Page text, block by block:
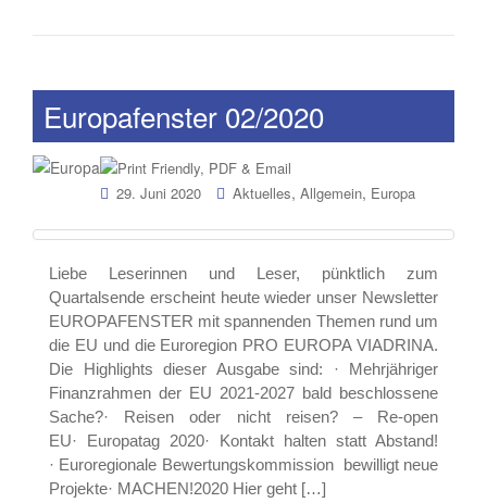
Europafenster 02/2020
29. Juni 2020 Aktuelles, Allgemein, Europa
Liebe Leserinnen und Leser, pünktlich zum
Quartalsende erscheint heute wieder unser Newsletter
EUROPAFENSTER mit spannenden Themen rund um
die EU und die Euroregion PRO EUROPA VIADRINA.
Die Highlights dieser Ausgabe sind: · Mehrjähriger
Finanzrahmen der EU 2021-2027 bald beschlossene
Sache?· Reisen oder nicht reisen? – Re-open
EU· Europatag 2020· Kontakt halten statt Abstand!
· Euroregionale Bewertungskommission bewilligt neue
Projekte· MACHEN!2020 Hier geht […]